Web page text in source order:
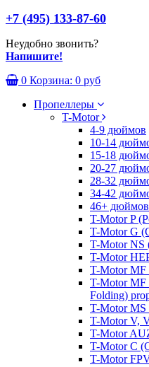
+7 (495) 133-87-60
Неудобно звонить?
Напишите!
0 Корзина: 0 руб
Пропеллеры
T-Motor
4-9 дюймов
10-14
15-18
20-27
28-32
34-42
46+ дюймов
T-Motor P
T-Motor G
T-Motor NS
T-Motor
T-Motor MF
T-Motor MF
Folding)
T-Motor MS
T-Motor V,
T-Motor
T-Motor C
T-Motor